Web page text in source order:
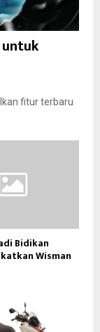
fitur terbaru
Bidikan
Wisman